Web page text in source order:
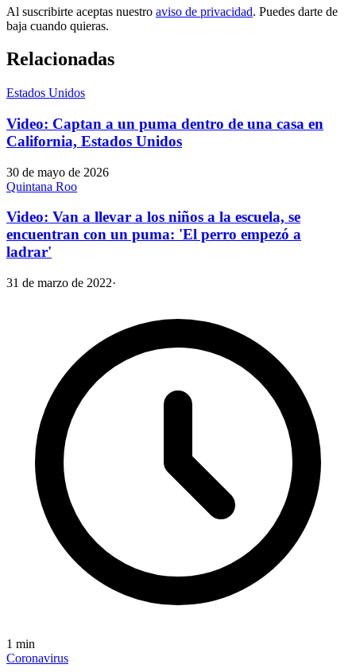
Al suscribirte aceptas nuestro aviso de privacidad. Puedes darte de
baja cuando quieras.
Relacionadas
Estados Unidos
Video: Captan a un puma dentro de una casa en
California, Estados Unidos
30 de mayo de 2026
Quintana Roo
Video: Van a llevar a los niños a la escuela, se
encuentran con un puma: 'El perro empezó a
ladrar'
31 de marzo de 2022·
1 min
Coronavirus